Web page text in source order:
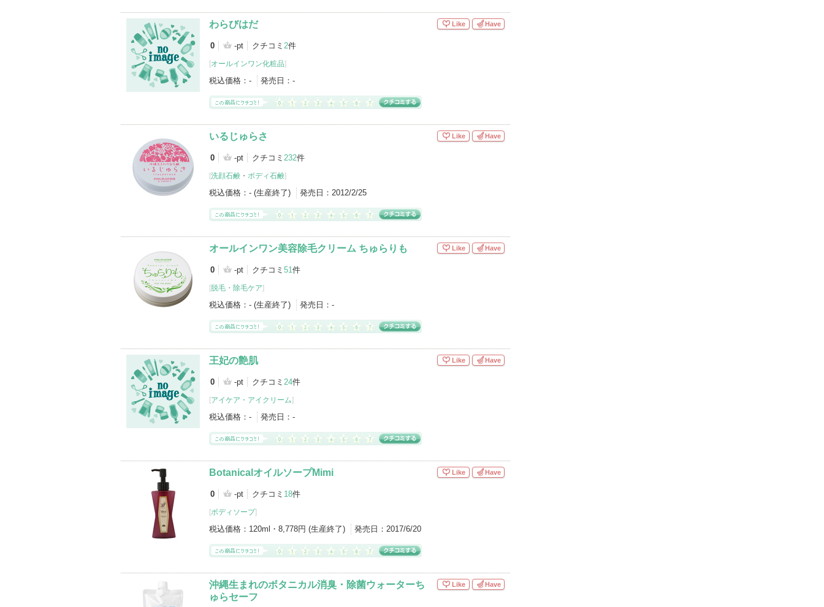
わらびはだ
0 -pt クチコミ 2件
[オールインワン化粧品]
税込価格： - 発売日： -
Like Have
いるじゅらさ
0 -pt クチコミ 232件
[洗顔石鹸 ・ ボディ石鹸]
税込価格： - (生産終了) 発売日： 2012/2/25
Like Have
オールインワン美容除毛クリーム ちゅらりも
0 -pt クチコミ 51件
[脱毛・除毛ケア]
税込価格： - (生産終了) 発売日： -
Like Have
王妃の艶肌
0 -pt クチコミ 24件
[アイケア・アイクリーム]
税込価格： - 発売日： -
Like Have
BotanicalオイルソープMimi
0 -pt クチコミ 18件
[ボディソープ]
税込価格： 120ml・8,778円 (生産終了) 発売日： 2017/6/20
Like Have
沖縄生まれのボタニカル消臭・除菌ウォーターち
ゅらセーフ
Like Have